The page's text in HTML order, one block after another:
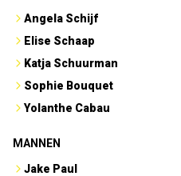
Angela Schijf
Elise Schaap
Katja Schuurman
Sophie Bouquet
Yolanthe Cabau
MANNEN
Jake Paul